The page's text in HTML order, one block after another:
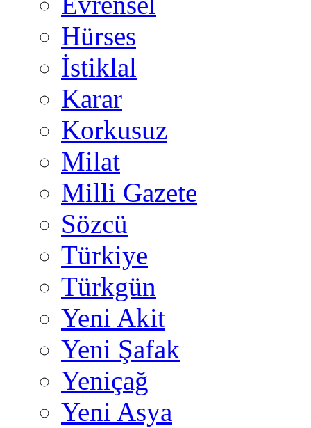
Hürses
İstiklal
Karar
Korkusuz
Milat
Milli Gazete
Sözcü
Türkiye
Türkgün
Yeni Akit
Yeni Şafak
Yeniçağ
Yeni Asya